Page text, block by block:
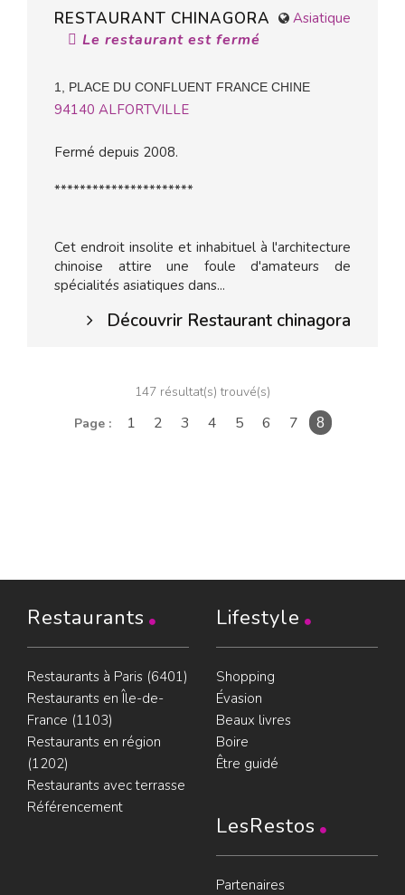
Asiatique
RESTAURANT CHINAGORA
Le restaurant est fermé
1, PLACE DU CONFLUENT FRANCE CHINE
94140 ALFORTVILLE
Fermé depuis 2008.
**********************
Cet endroit insolite et inhabituel à l'architecture
chinoise attire une foule d'amateurs de
spécialités asiatiques dans...
Découvrir Restaurant chinagora
147 résultat(s) trouvé(s)
Page :
1 2 3 4 5 6 7 8
Restaurants
Restaurants à Paris (6401)
Restaurants en Île-de-
France (1103)
Restaurants en région
(1202)
Restaurants avec terrasse
Référencement
Lifestyle
Shopping
Évasion
Beaux livres
Boire
Être guidé
LesRestos
Partenaires